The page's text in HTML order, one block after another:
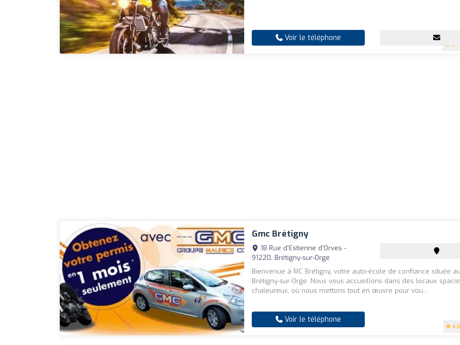
4.7
Voir le téléphone
Gmc Brétigny
4.6
18 Rue d'Estienne d'Orves -
91220, Brétigny-sur-Orge
Bienvenue à MC Brétigny, votre auto-école de confiance située
Brétigny-sur-Orge. Nous vous accueillons dans des locaux
chaleureux, où nous mettons tout en œuvre pour vou...
Voir le téléphone